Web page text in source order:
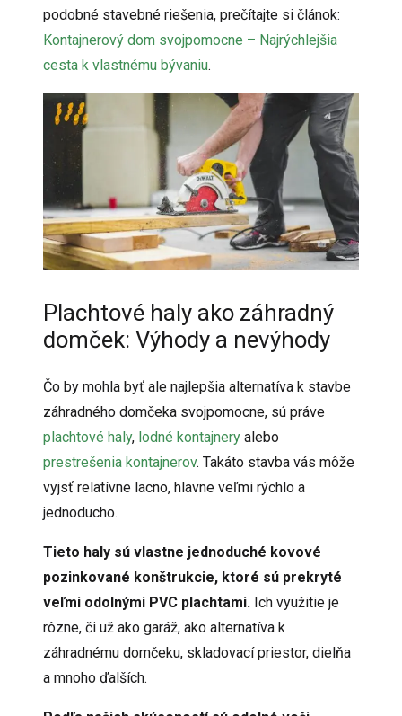
podobné stavebné riešenia, prečítajte si článok:
Kontajnerový dom svojpomocne – Najrýchlejšia
cesta k vlastnému bývaniu.
Plachtové haly ako záhradný
domček: Výhody a nevýhody
Čo by mohla byť ale najlepšia alternatíva k stavbe
záhradného domčeka svojpomocne, sú práve
plachtové haly, lodné kontajnery alebo
prestrešenia kontajnerov. Takáto stavba vás môže
vyjsť relatívne lacno, hlavne veľmi rýchlo a
jednoducho.
Tieto haly sú vlastne jednoduché kovové
pozinkované konštrukcie, ktoré sú prekryté
veľmi odolnými PVC plachtami. Ich využitie je
rôzne, či už ako garáž, ako alternatíva k
záhradnému domčeku, skladovací priestor, dielňa
a mnoho ďalších.